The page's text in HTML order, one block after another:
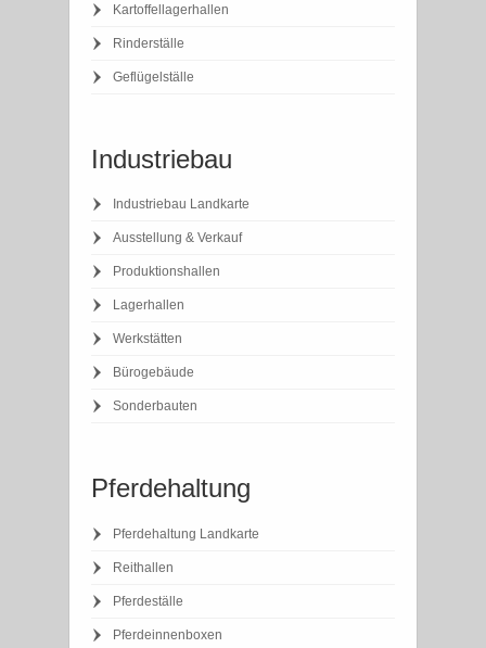
Kartoffellagerhallen
Rinderställe
Geflügelställe
Industriebau
Industriebau Landkarte
Ausstellung & Verkauf
Produktionshallen
Lagerhallen
Werkstätten
Bürogebäude
Sonderbauten
Pferdehaltung
Pferdehaltung Landkarte
Reithallen
Pferdeställe
Pferdeinnenboxen